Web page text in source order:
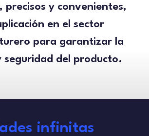
precisos y convenientes,
en el sector
para garantizar la
seguridad del producto.
infinitas